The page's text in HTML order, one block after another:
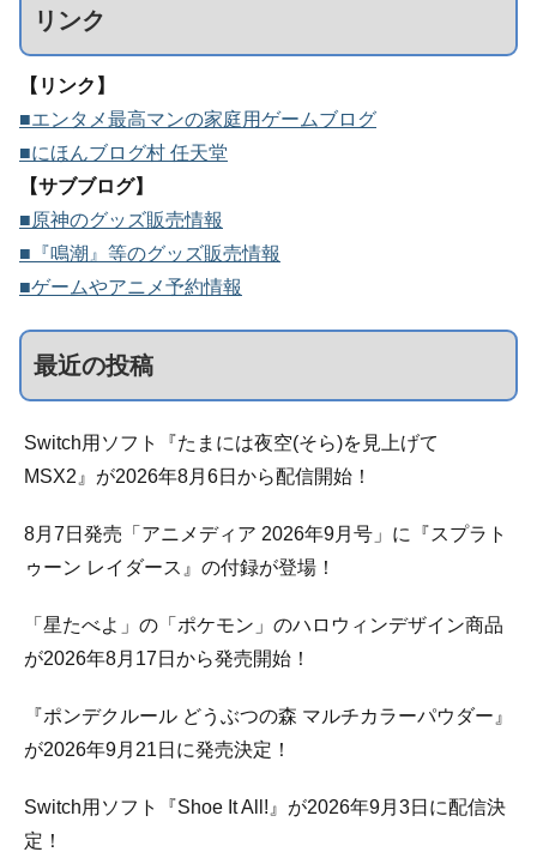
リンク
【リンク】
■エンタメ最高マンの家庭用ゲームブログ
■にほんブログ村 任天堂
【サブブログ】
■原神のグッズ販売情報
■『鳴潮』等のグッズ販売情報
■ゲームやアニメ予約情報
最近の投稿
Switch用ソフト『たまには夜空(そら)を見上げて
MSX2』が2026年8月6日から配信開始！
8月7日発売「アニメディア 2026年9月号」に『スプラト
ゥーン レイダース』の付録が登場！
「星たべよ」の「ポケモン」のハロウィンデザイン商品
が2026年8月17日から発売開始！
『ポンデクルール どうぶつの森 マルチカラーパウダー』
が2026年9月21日に発売決定！
Switch用ソフト『Shoe It All!』が2026年9月3日に配信決
定！